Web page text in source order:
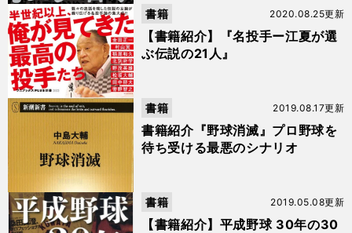
【書籍紹介】『名投手ー江夏が選
ぶ伝説の21人』
2020.08.25更新
書籍
書籍紹介『野球消滅』プロ野球を
待ち受ける最悪のシナリオ
2019.08.17更新
書籍
【書籍紹介】平成野球 30年の30
2019.05.08更新
書籍